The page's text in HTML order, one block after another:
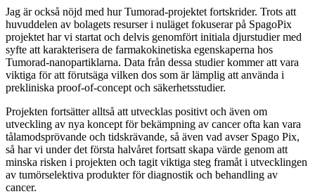
Jag är också nöjd med hur Tumorad-projektet fortskrider. Trots att
huvuddelen av bolagets resurser i nuläget fokuserar på SpagoPix
projektet har vi startat och delvis genomfört initiala djurstudier med
syfte att karakterisera de farmakokinetiska egenskaperna hos
Tumorad-nanopartiklarna. Data från dessa studier kommer att vara
viktiga för att förutsäga vilken dos som är lämplig att använda i
prekliniska proof-of-concept och säkerhetsstudier.
Projekten fortsätter alltså att utvecklas positivt och även om
utveckling av nya koncept för bekämpning av cancer ofta kan vara
tålamodsprövande och tidskrävande, så även vad avser Spago Pix,
så har vi under det första halvåret fortsatt skapa värde genom att
minska risken i projekten och tagit viktiga steg framåt i utvecklingen
av tumörselektiva produkter för diagnostik och behandling av
cancer.